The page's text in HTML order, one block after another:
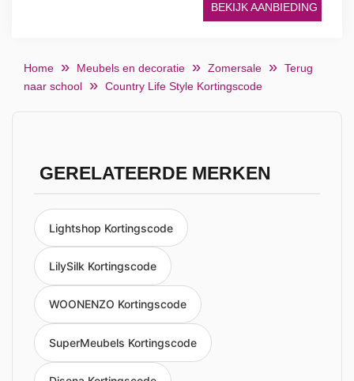
BEKIJK AANBIEDING
Home Meubels en decoratie Zomersale
Terug
naar school
Country Life Style Kortingscode
GERELATEERDE MERKEN
Lightshop Kortingscode
LilySilk Kortingscode
WOONENZO Kortingscode
SuperMeubels Kortingscode